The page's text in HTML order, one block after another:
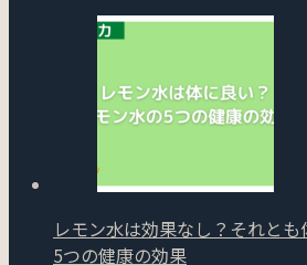
レモン水は効果なし？それと
5つの健康の効果